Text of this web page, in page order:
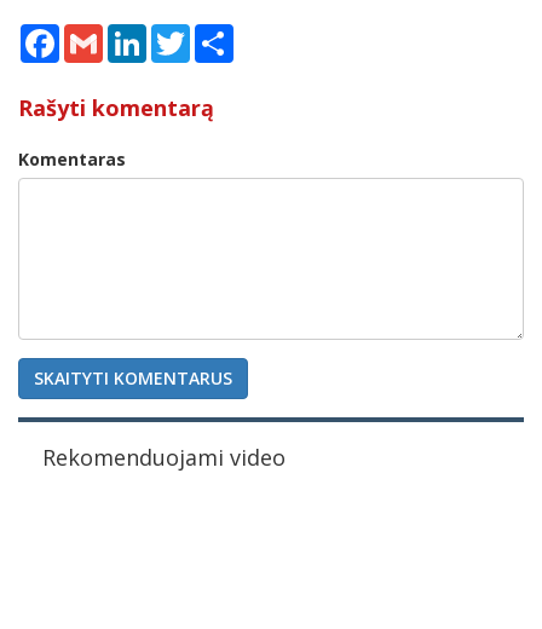
Facebook
Gmail LinkedInTwitter
Rašyti komentarą
Komentaras
SKAITYTI KOMENTARUS
Rekomenduojami video